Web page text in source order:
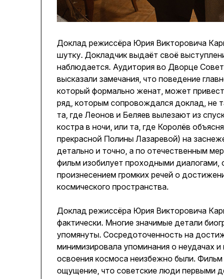
Доклад режиссёра Юрия Викторовича
шутку. Докладчик выдаёт своё
наблюдается. Аудитория во Дворце
высказали замечания, что поведение
который формально женат, может
ряд, которым сопровождался доклад, не
та, где Леонов и Беляев вылезают из
костра в ночи, или та, где Королёв
прекрасной Полины Лазаревой) на
детально и точно, а по отечественным
фильм изобилует проходными
произнесением громких речей о
космического пространства.
Доклад режиссёра Юрия Викторовича
фактически. Многие значимые детали
упомянуты. Сосредоточенность на
минимизировала упоминания о неудачах
освоения космоса неизбежно были.
ощущение, что советские люди первыми